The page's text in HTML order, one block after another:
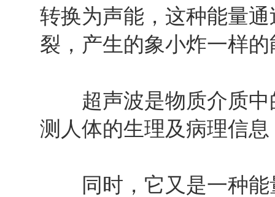
转换为声能，这种能量
裂，产生的象小炸一样
超声波是物质介质中
测人体的生理及病理信
同时，它又是一种能